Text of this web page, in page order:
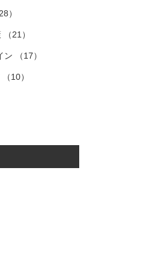
）
（21）
ン （17）
（10）